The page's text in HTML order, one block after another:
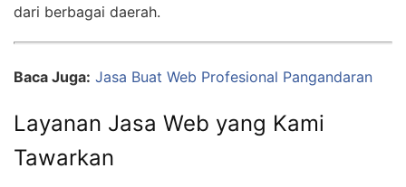
dari berbagai daerah.
Baca Juga: Jasa Buat Web Profesional Pangandaran
Layanan Jasa Web yang Kami
Tawarkan